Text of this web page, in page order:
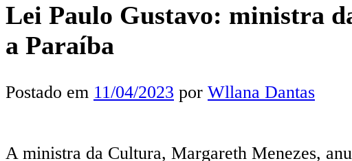
Lei Paulo Gustavo: ministra
a Paraíba
Postado em 11/04/2023 por Wllana Dantas
A ministra da Cultura, Margareth Menezes,